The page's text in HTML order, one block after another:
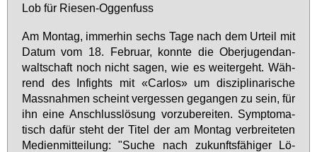
Lob für Rie­sen-Og­gen­fuss
Am Mon­tag, im­mer­hin sechs Ta­ge nach dem Ur­teil mit
Da­tum vom 18. Fe­bru­ar, konn­te die Ober­ju­gend­an­
walt­schaft noch nicht sa­gen, wie es wei­ter­geht. Wäh­
rend des In­fights mit «Car­los» um dis­zi­pli­na­ri­sche
Mass­nah­men scheint ver­ges­sen ge­gan­gen zu sein, für
ihn ei­ne An­schluss­lö­sung vor­zu­be­rei­ten. Sym­pto­ma­
tisch da­für steht der Ti­tel der am Mon­tag ver­brei­te­ten
Me­di­en­mit­tei­lung: "Su­che nach zu­kunfts­fä­hi­ger Lö­